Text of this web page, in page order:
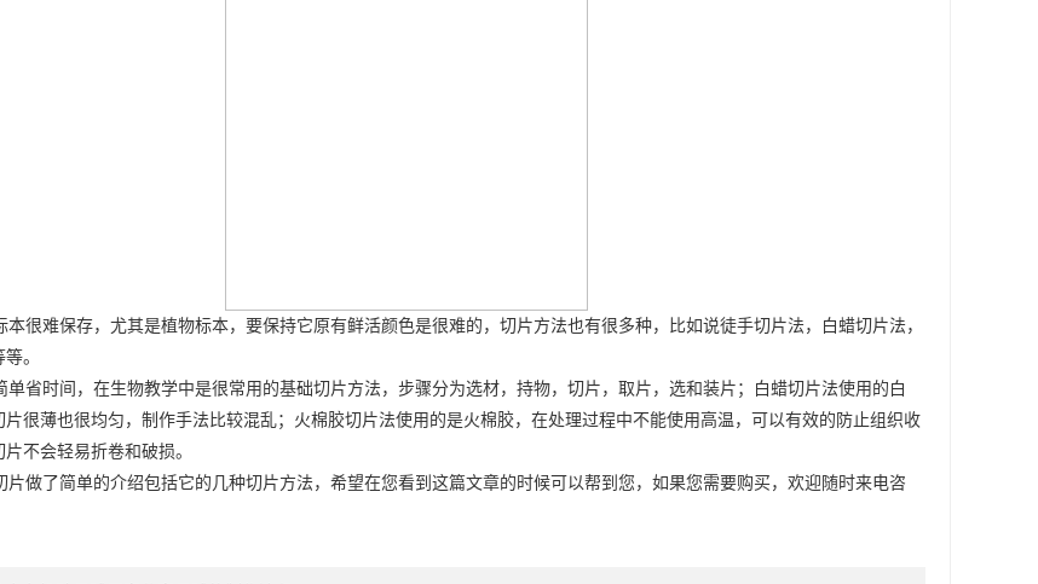
很难保存，尤其是植物标本，要保持它原有鲜活颜色是很难的，切片方法也有很多种，比如说徒手切片法，白蜡切片法，
。
省时间，在生物教学中是很常用的基础切片方法，步骤分为选材，持物，切片，取片，选和装片；白蜡切片法使用的白
片很薄也很均匀，制作手法比较混乱；火棉胶切片法使用的是火棉胶，在处理过程中不能使用高温，可以有效的防止组织收
不会轻易折卷和破损。
做了简单的介绍包括它的几种切片方法，希望在您看到这篇文章的时候可以帮到您，如果您需要购买，欢迎随时来电咨